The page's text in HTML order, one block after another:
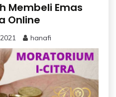
Membeli Emas
Online
hanafi